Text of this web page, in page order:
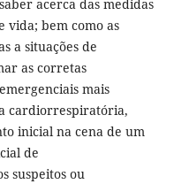
acerca das medidas
vida; bem como as
a situações de
as corretas
mais
cardiorrespiratória,
inicial na cena de um
de
suspeitos ou